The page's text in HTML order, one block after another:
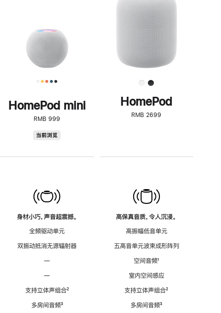
HomePod mini
RMB 999
当前浏览
身材小巧，声音超震撼。
全频驱动单元
双振动抵消无源辐射器
—
—
支持立体声组合脚
²
多房间音频脚
³
了
解
HomePod<
HomePod
RMB 2699
高保真音质，令人沉浸。
高振幅低音单元
五高音单元波束成形阵列
空间音频脚
¹
室内空间感应
支持立体声组合脚
²
多房间音频脚
³